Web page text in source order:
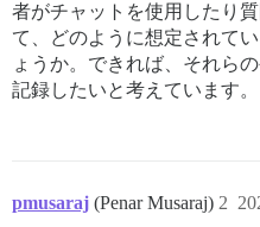
者がチャットを使用したり
て、どのように想定されて
ょうか。できれば、それら
記録したいと考えています。
pmusaraj (Penar Musaraj) 2